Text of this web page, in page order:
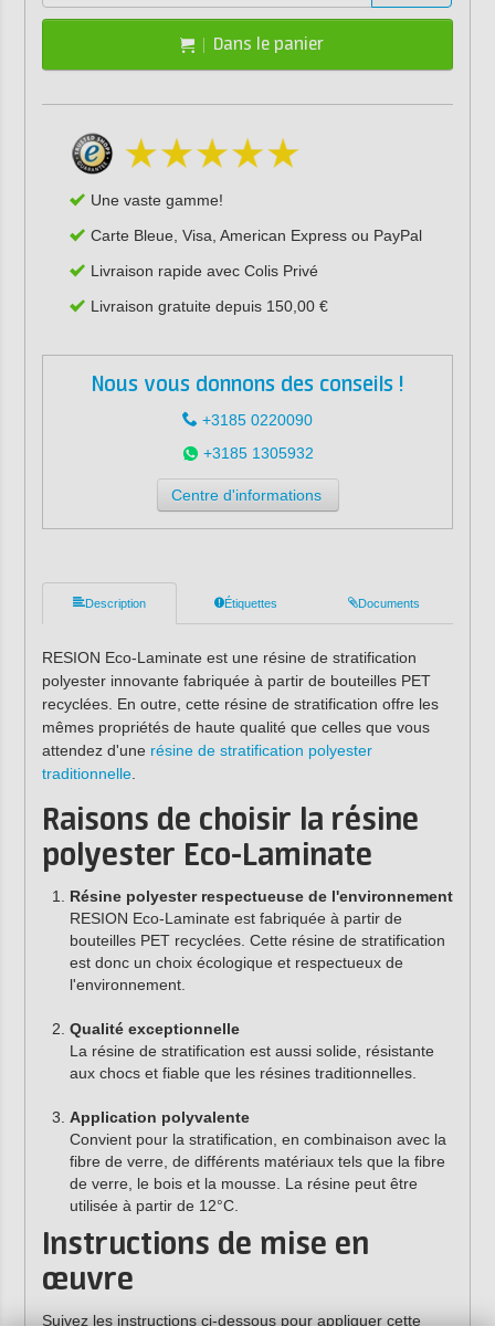
Dans le panier
Une vaste gamme!
Carte Bleue, Visa, American Express ou PayPal
Livraison rapide avec Colis Privé
Livraison gratuite depuis 150,00 €
Nous vous donnons des conseils !
+3185 0220090
+3185 1305932
Centre d'informations
Description Étiquettes Documents
RESION Eco-Laminate est une résine de stratification
polyester innovante fabriquée à partir de bouteilles PET
recyclées. En outre, cette résine de stratification offre les
mêmes propriétés de haute qualité que celles que vous
attendez d'une résine de stratification polyester
traditionnelle.
Raisons de choisir la résine
polyester Eco-Laminate
Résine polyester respectueuse de l'environnement
RESION Eco-Laminate est fabriquée à partir de
bouteilles PET recyclées. Cette résine de stratification
est donc un choix écologique et respectueux de
l'environnement.
Qualité exceptionnelle
La résine de stratification est aussi solide, résistante
aux chocs et fiable que les résines traditionnelles.
Application polyvalente
Convient pour la stratification, en combinaison avec la
fibre de verre, de différents matériaux tels que la fibre
de verre, le bois et la mousse. La résine peut être
utilisée à partir de 12°C.
Instructions de mise en
œuvre
Suivez les instructions ci-dessous pour appliquer cette